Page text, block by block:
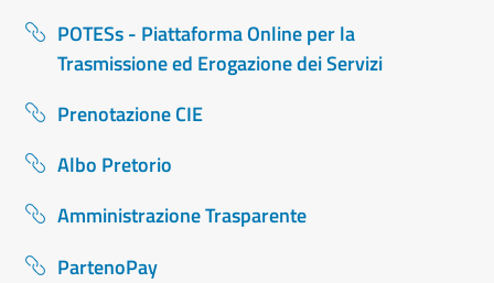
POTESs - Piattaforma Online per la
Trasmissione ed Erogazione dei Servizi
Prenotazione CIE
Albo Pretorio
Amministrazione Trasparente
PartenoPay